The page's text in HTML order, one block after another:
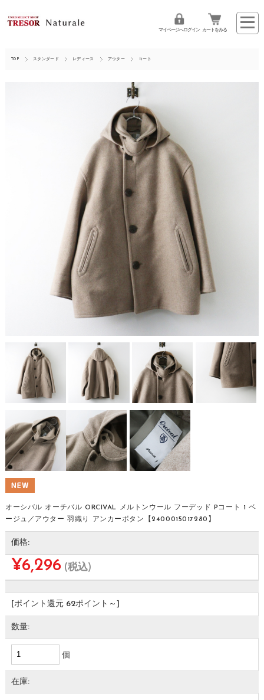
マイページへログイン カートをみる
TOP スタンダード レディース アウター コート
オーシバル オーチバル ORCIVAL メルトンウール フーデッド Pコート 1 ベ
ージュ／アウター 羽織り アンカーボタン【2400015017280】
価格:
¥6,296 (税込)
[ポイント還元 62ポイント～]
数量:
個
在庫: